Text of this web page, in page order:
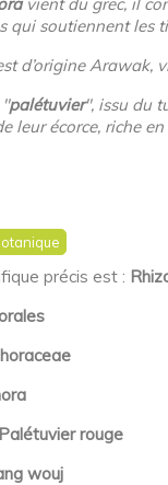
qui soutiennent les
d’origine Arawak,
palétuvier", issu du
leur écorce, riche
précis est :
Palétuvier rouge
wouj